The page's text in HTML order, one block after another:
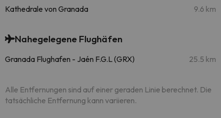
Kathedrale von Granada 9.6 km
Nahegelegene Flughäfen
Granada Flughafen - Jaén F.G.L (GRX) 25.5 km
Alle Entfernungen sind auf einer geraden Linie berechnet. Die
tatsächliche Entfernung kann variieren.